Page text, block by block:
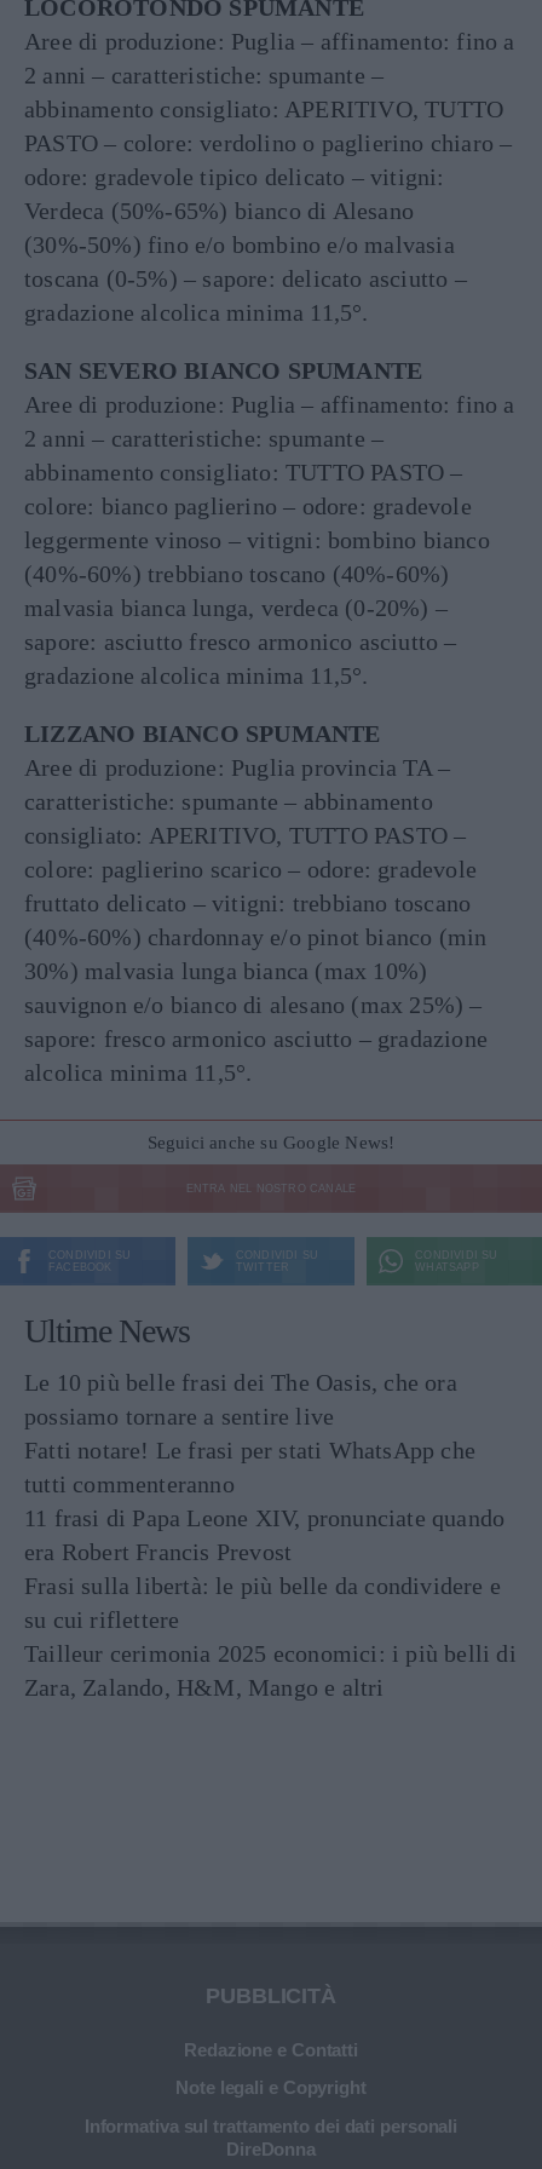
LOCOROTONDO SPUMANTE
Aree di produzione: Puglia – affinamento: fino a
2 anni – caratteristiche: spumante –
abbinamento consigliato: APERITIVO, TUTTO
PASTO – colore: verdolino o paglierino chiaro –
odore: gradevole tipico delicato – vitigni:
Verdeca (50%-65%) bianco di Alesano
(30%-50%) fino e/o bombino e/o malvasia
toscana (0-5%) – sapore: delicato asciutto –
gradazione alcolica minima 11,5°.
SAN SEVERO BIANCO SPUMANTE
Aree di produzione: Puglia – affinamento: fino a
2 anni – caratteristiche: spumante –
abbinamento consigliato: TUTTO PASTO –
colore: bianco paglierino – odore: gradevole
leggermente vinoso – vitigni: bombino bianco
(40%-60%) trebbiano toscano (40%-60%)
malvasia bianca lunga, verdeca (0-20%) –
sapore: asciutto fresco armonico asciutto –
gradazione alcolica minima 11,5°.
LIZZANO BIANCO SPUMANTE
Aree di produzione: Puglia provincia TA –
caratteristiche: spumante – abbinamento
consigliato: APERITIVO, TUTTO PASTO –
colore: paglierino scarico – odore: gradevole
fruttato delicato – vitigni: trebbiano toscano
(40%-60%) chardonnay e/o pinot bianco (min
30%) malvasia lunga bianca (max 10%)
sauvignon e/o bianco di alesano (max 25%) –
sapore: fresco armonico asciutto – gradazione
alcolica minima 11,5°.
Seguici anche su Google News!
ENTRA NEL NOSTRO CANALE
CONDIVIDI SU
FACEBOOK
CONDIVIDI SU
TWITTER
CONDIVIDI SU
WHATSAPP
Ultime News
Le 10 più belle frasi dei The Oasis, che ora
possiamo tornare a sentire live
Fatti notare! Le frasi per stati WhatsApp che
tutti commenteranno
11 frasi di Papa Leone XIV, pronunciate quando
era Robert Francis Prevost
Frasi sulla libertà: le più belle da condividere e
su cui riflettere
Tailleur cerimonia 2025 economici: i più belli di
Zara, Zalando, H&M, Mango e altri
PUBBLICITÀ
Redazione e Contatti
Note legali e Copyright
Informativa sul trattamento dei dati personali
DireDonna